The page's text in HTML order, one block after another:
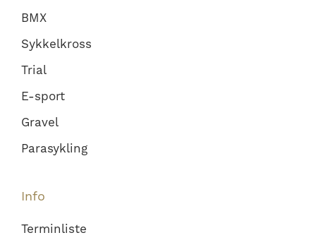
BMX
Sykkelkross
Trial
E-sport
Gravel
Parasykling
Info
Terminliste